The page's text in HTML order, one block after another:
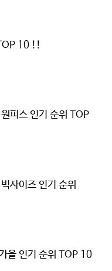
10 !!
피스 인기 순위 TOP
사이즈 인기 순위
을 인기 순위 TOP 10